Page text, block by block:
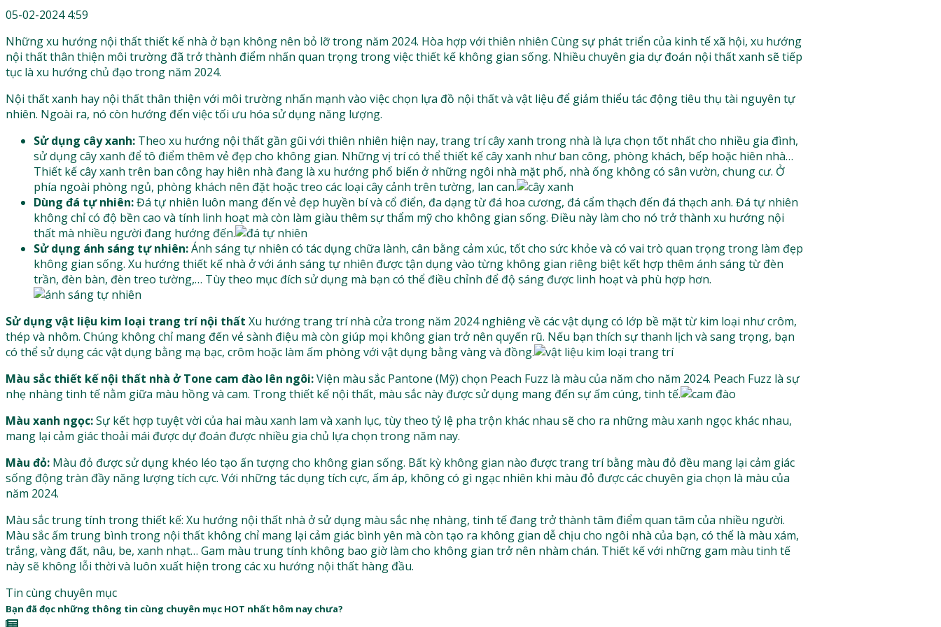
05-02-2024 4:59
Những xu hướng nội thất thiết kế nhà ở bạn không nên bỏ lỡ trong năm 2024. Hòa hợp với thiên nhiên Cùng sự phát triển của kinh tế xã hội, xu hướng
nội thất thân thiện môi trường đã trở thành điểm nhấn quan trọng trong việc thiết kế không gian sống. Nhiều chuyên gia dự đoán nội thất xanh sẽ tiếp
tục là xu hướng chủ đạo trong năm 2024.
Nội thất xanh hay nội thất thân thiện với môi trường nhấn mạnh vào việc chọn lựa đồ nội thất và vật liệu để giảm thiểu tác động tiêu thụ tài nguyên tự
nhiên. Ngoài ra, nó còn hướng đến việc tối ưu hóa sử dụng năng lượng.
Sử dụng cây xanh: Theo xu hướng nội thất gần gũi với thiên nhiên hiện nay, trang trí cây xanh trong nhà là lựa chọn tốt nhất cho nhiều gia đình,
sử dụng cây xanh để tô điểm thêm vẻ đẹp cho không gian. Những vị trí có thể thiết kế cây xanh như ban công, phòng khách, bếp hoặc hiên nhà…
Thiết kế cây xanh trên ban công hay hiên nhà đang là xu hướng phổ biến ở những ngôi nhà mặt phố, nhà ống không có sân vườn, chung cư. Ở
phía ngoài phòng ngủ, phòng khách nên đặt hoặc treo các loại cây cảnh trên tường, lan can.
Dùng đá tự nhiên:Đá tự nhiên luôn mang đến vẻ đẹp huyền bí và cổ điển, đa dạng từ đá hoa cương, đá cẩm thạch đến đá thạch anh. Đá tự nhiên
không chỉ có độ bền cao và tính linh hoạt mà còn làm giàu thêm sự thẩm mỹ cho không gian sống. Điều này làm cho nó trở thành xu hướng nội
thất mà nhiều người đang hướng đến.
Sử dụng ánh sáng tự nhiên:Ánh sáng tự nhiên có tác dụng chữa lành, cân bằng cảm xúc, tốt cho sức khỏe và có vai trò quan trọng trong làm đẹp
không gian sống. Xu hướng thiết kế nhà ở với ánh sáng tự nhiên được tận dụng vào từng không gian riêng biệt kết hợp thêm ánh sáng từ đèn
trần, đèn bàn, đèn treo tường,… Tùy theo mục đích sử dụng mà bạn có thể điều chỉnh để độ sáng được linh hoạt và phù hợp hơn.
Sử dụng vật liệu kim loại trang trí nội thất Xu hướng trang trí nhà cửa trong năm 2024 nghiêng về các vật dụng có lớp bề mặt từ kim loại như crôm,
thép và nhôm. Chúng không chỉ mang đến vẻ sành điệu mà còn giúp mọi không gian trở nên quyến rũ. Nếu bạn thích sự thanh lịch và sang trọng, bạn
có thể sử dụng các vật dụng bằng mạ bạc, crôm hoặc làm ấm phòng với vật dụng bằng vàng và đồng.
Màu sắc thiết kế nội thất nhà ở Tone cam đào lên ngôi:Viện màu sắc Pantone (Mỹ) chọn Peach Fuzz là màu của năm cho năm 2024. Peach Fuzz là sự
nhẹ nhàng tinh tế nằm giữa màu hồng và cam. Trong thiết kế nội thất, màu sắc này được sử dụng mang đến sự ấm cúng, tinh tế.
Màu xanh ngọc:Sự kết hợp tuyệt vời của hai màu xanh lam và xanh lục, tùy theo tỷ lệ pha trộn khác nhau sẽ cho ra những màu xanh ngọc khác nhau,
mang lại cảm giác thoải mái được dự đoán được nhiều gia chủ lựa chọn trong năm nay.
Màu đỏ: Màu đỏ được sử dụng khéo léo tạo ấn tượng cho không gian sống. Bất kỳ không gian nào được trang trí bằng màu đỏ đều mang lại cảm giác
sống động tràn đầy năng lượng tích cực. Với những tác dụng tích cực, ấm áp, không có gì ngạc nhiên khi màu đỏ được các chuyên gia chọn là màu của
năm 2024.
Màu sắc trung tính trong thiết kế: Xu hướng nội thất nhà ở sử dụng màu sắc nhẹ nhàng, tinh tế đang trở thành tâm điểm quan tâm của nhiều người.
Màu sắc ấm trung bình trong nội thất không chỉ mang lại cảm giác bình yên mà còn tạo ra không gian dễ chịu cho ngôi nhà của bạn, có thể là màu xám,
trắng, vàng đất, nâu, be, xanh nhạt… Gam màu trung tính không bao giờ làm cho không gian trở nên nhàm chán. Thiết kế với những gam màu tinh tế
này sẽ không lỗi thời và luôn xuất hiện trong các xu hướng nội thất hàng đầu.
Tin cùng chuyên mục
Bạn đã đọc những thông tin cùng chuyên mục HOT nhất hôm nay chưa?